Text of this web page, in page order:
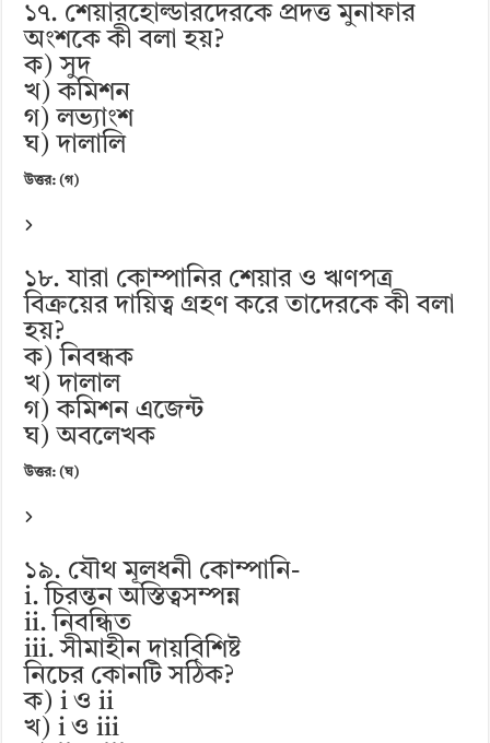
১৭. শেয়ারহোল্ডারদেরকে প্রদত্ত মুনাফার
অংশকে কী বলা হয়?
ক) সুদ
খ) কমিশন
গ) লভ্যাংশ
ঘ) দালালি
উত্তর: (গ)
১৮. যারা কোম্পানির শেয়ার ও ঋণপত্র
বিক্রয়ের দায়িত্ব গ্রহণ করে তাদেরকে কী বলা
হয়?
ক) নিবন্ধক
খ) দালাল
গ) কমিশন এজেন্ট
ঘ) অবলেখক
উত্তর: (ঘ)
১৯. যৌথ মূলধনী কোম্পানি-
i. চিরন্তন অস্তিত্বসম্পন্ন
ii. নিবন্ধিত
iii. সীমাহীন দায়বিশিষ্ট
নিচের কোনটি সঠিক?
ক) i ও ii
খ) i ও iii